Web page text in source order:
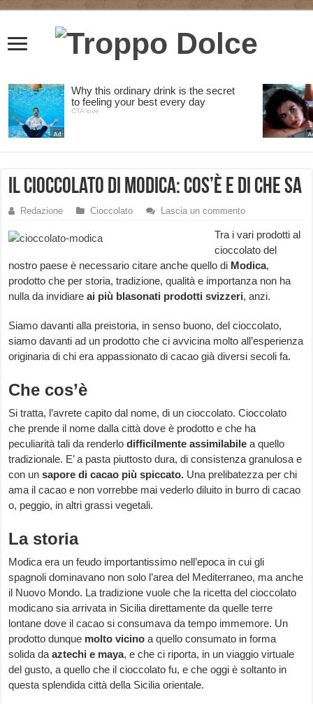
Il cioccolato di Modica: cos’è e di che sa
Redazione Cioccolato Lascia un commento
Tra i vari prodotti al
cioccolato del
nostro paese è necessario citare anche quello di Modica,
prodotto che per storia, tradizione, qualità e importanza non ha
nulla da invidiareai più blasonati prodotti svizzeri, anzi.
Siamo davanti alla preistoria, in senso buono, del cioccolato,
siamo davanti ad un prodotto che ci avvicina molto all’esperienza
originaria di chi era appassionato di cacao già diversi secoli fa.
Che cos’è
Si tratta, l’avrete capito dal nome, di un cioccolato. Cioccolato
che prende il nome dalla città dove è prodotto e che ha
peculiarità tali da renderlodifficilmente assimilabilea quello
tradizionale. E’ a pasta piuttosto dura, di consistenza granulosa e
con unsapore di cacao più spiccato. Una prelibatezza per chi
ama il cacao e non vorrebbe mai vederlo diluito in burro di cacao
o, peggio, in altri grassi vegetali.
La storia
Modica era un feudo importantissimo nell’epoca in cui gli
spagnoli dominavano non solo l’area del Mediterraneo, ma anche
il Nuovo Mondo. La tradizione vuole che la ricetta del cioccolato
modicano sia arrivata in Sicilia direttamente da quelle terre
lontane dove il cacao si consumava da tempo immemore. Un
prodotto dunque molto vicinoa quello consumato in forma
solida daaztechi e maya, e che ci riporta, in un viaggio virtuale
del gusto, a quello che il cioccolato fu, e che oggi è soltanto in
questa splendida città della Sicilia orientale.